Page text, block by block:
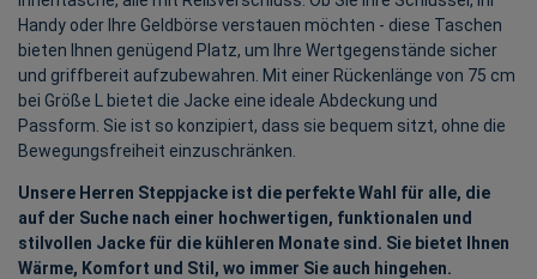
Handy oder Ihre Geldbörse verstauen möchten - diese Taschen
bieten Ihnen genügend Platz, um Ihre Wertgegenstände sicher
und griffbereit aufzubewahren. Mit einer Rückenlänge von 75 cm
bei Größe L bietet die Jacke eine ideale Abdeckung und
Passform. Sie ist so konzipiert, dass sie bequem sitzt, ohne die
Bewegungsfreiheit einzuschränken.
Unsere Herren Steppjacke ist die perfekte Wahl für alle, die
auf der Suche nach einer hochwertigen, funktionalen und
stilvollen Jacke für die kühleren Monate sind. Sie bietet Ihnen
Wärme, Komfort und Stil, wo immer Sie auch hingehen.